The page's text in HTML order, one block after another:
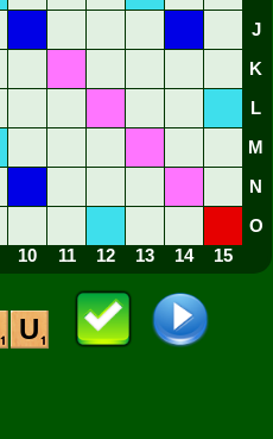
J
K
L
M
N
O
10 11 12 13 14 15
U